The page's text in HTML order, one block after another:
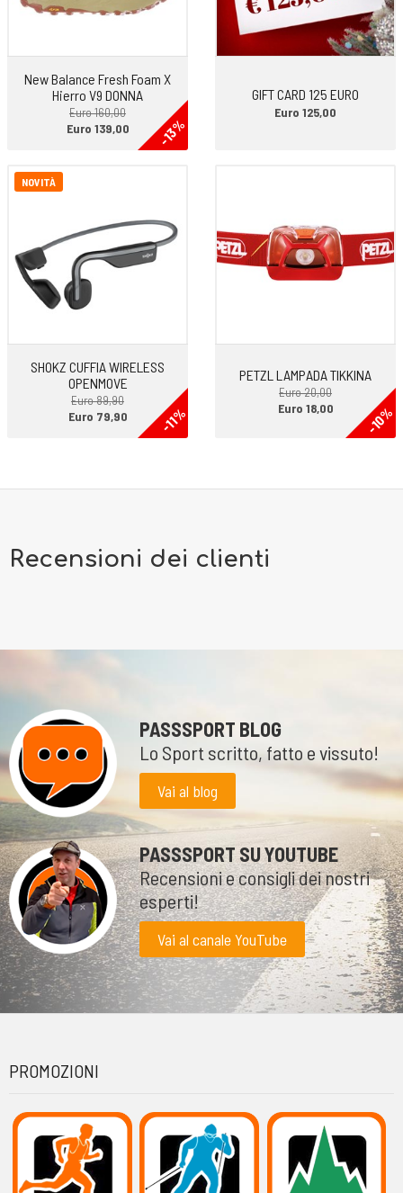
New Balance Fresh Foam X
Hierro V9 DONNA
Euro 160,00
-13%
Euro 139,00
GIFT CARD 125 EURO
Euro 125,00
NOVITÀ
SHOKZ CUFFIA WIRELESS
OPENMOVE
Euro 89,90
-11%
Euro 79,90
PETZL LAMPADA TIKKINA
Euro 20,00
-10%
Euro 18,00
Recensioni dei clienti
PASSSPORT BLOG
Lo Sport scritto, fatto e vissuto!
Vai al blog
PASSSPORT SU YOUTUBE
Recensioni e consigli dei nostri
esperti!
Vai al canale YouTube
PROMOZIONI